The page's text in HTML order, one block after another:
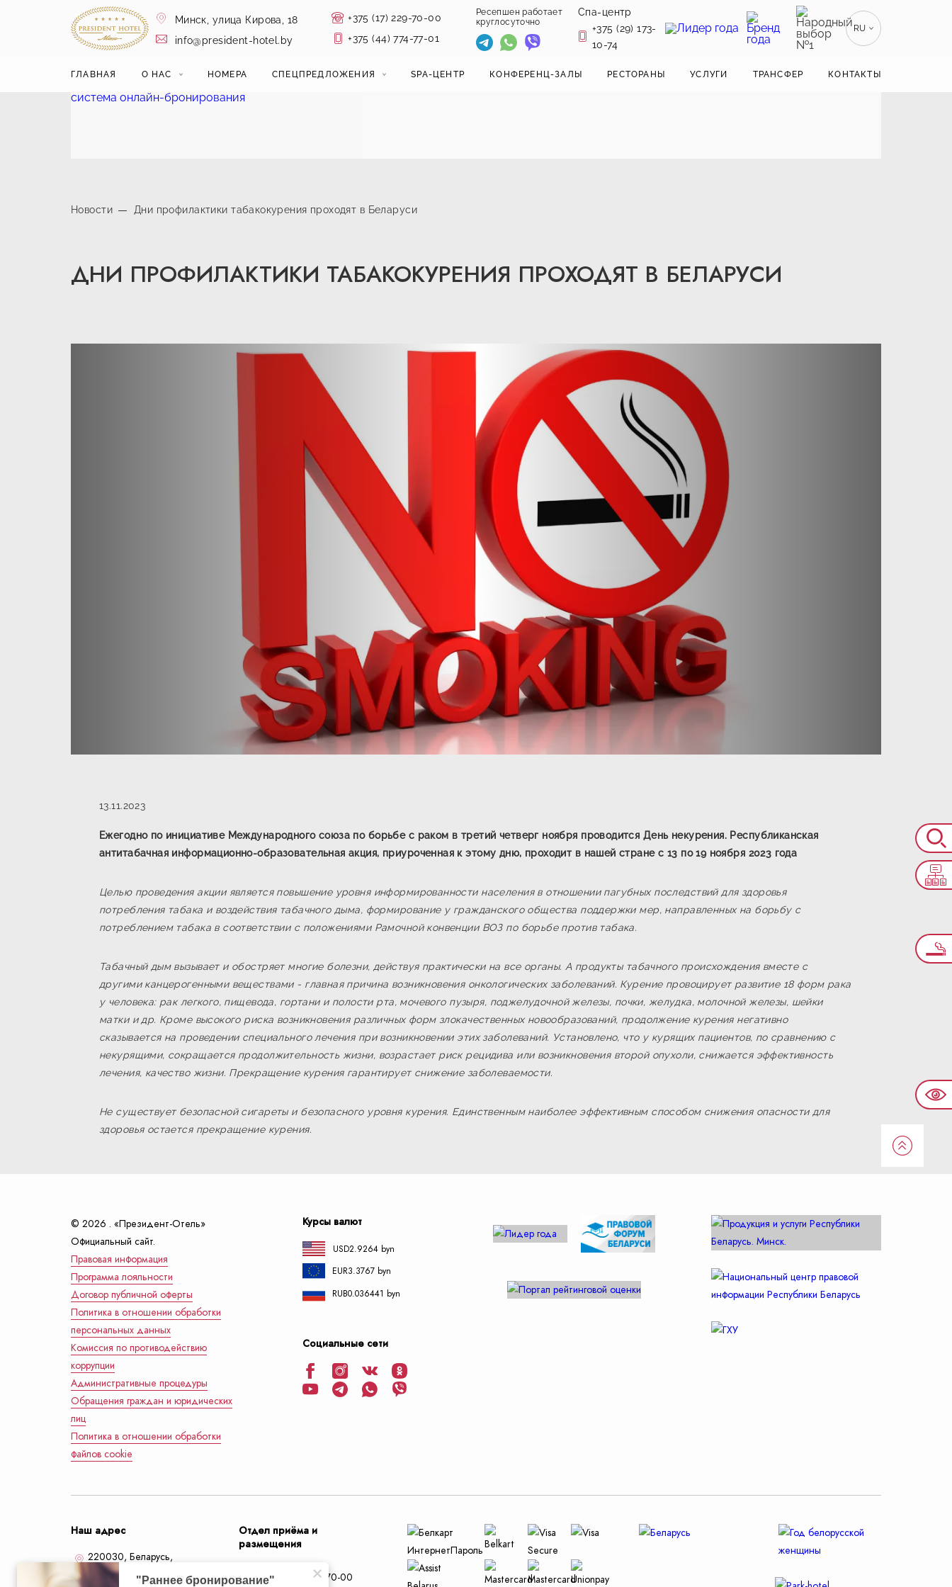
Минск, улица Кирова, 18
info@president-hotel.by
+375 (17) 229-70-00
+375 (44) 774-77-01
Ресепшен работает
круглосуточно
Спа-центр
+375 (29) 173-
10-74
RU
ENGLISH
ГЛАВНАЯ О НАС НОМЕРА СПЕЦПРЕДЛОЖЕНИЯ SPA-ЦЕНТР КОНФЕРЕНЦ-ЗАЛЫ РЕСТОРАНЫ УСЛУГИ ТРАНСФЕР КОНТАКТЫ
система онлайн-бронирования
Новости Дни профилактики табакокурения проходят в Беларуси
ДНИ ПРОФИЛАКТИКИ ТАБАКОКУРЕНИЯ ПРОХОДЯТ В БЕЛАРУСИ
13.11.2023
Ежегодно по инициативе Международного союза по борьбе с раком в третий четверг ноября проводится День некурения. Республиканская
антитабачная информационно-образовательная акция, приуроченная к этому дню, проходит в нашей стране с 13 по 19 ноября 2023 года
Целью проведения акции является повышение уровня информированности населения в отношении пагубных последствий для здоровья
потребления табака и воздействия табачного дыма, формирование у гражданского общества поддержки мер, направленных на борьбу с
потреблением табака в соответствии с положениями Рамочной конвенции ВОЗ по борьбе против табака.
Табачный дым вызывает и обостряет многие болезни, действуя практически на все органы. А продукты табачного происхождения вместе с
другими канцерогенными веществами - главная причина возникновения онкологических заболеваний. Курение провоцирует развитие 18 форм рака
у человека: рак легкого, пищевода, гортани и полости рта, мочевого пузыря, поджелудочной железы, почки, желудка, молочной железы, шейки
матки и др. Кроме высокого риска возникновения различных форм злокачественных новообразований, продолжение курения негативно
сказывается на проведении специального лечения при возникновении этих заболеваний. Установлено, что у курящих пациентов, по сравнению с
некурящими, сокращается продолжительность жизни, возрастает риск рецидива или возникновения второй опухоли, снижается эффективность
лечения, качество жизни. Прекращение курения гарантирует снижение заболеваемости.
Не существует безопасной сигареты и безопасного уровня курения. Единственным наиболее эффективным способом снижения опасности для
здоровья остается прекращение курения.
© 2026 . «Президент-Отель»
Официальный сайт.
Правовая информация
Программа лояльности
Договор публичной оферты
Политика в отношении обработки
персональных данных
Комиссия по противодействию
коррупции
Административные процедуры
Обращения граждан и юридических
лиц
Политика в отношении обработки
файлов cookie
Курсы валют
USD2.9264 byn
EUR3.3767 byn
RUB0.036441 byn
Социальные сети
Наш адрес
220030, Беларусь,
Минск,улица Кирова, 18
Отдел приёма и
размещения
+375 (17) 229-70-00
"Раннее бронирование"